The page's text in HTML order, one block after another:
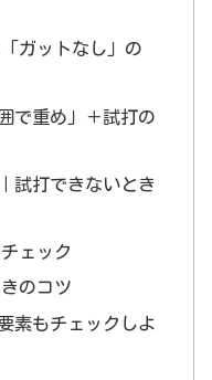
ガットなし」の
で重め」＋試打の
試打できないとき
ェック
のコツ
素もチェックしよ